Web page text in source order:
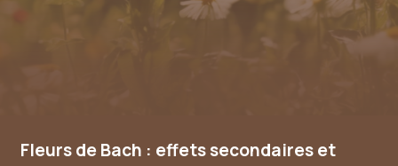
Fleurs de Bach : effets secondaires et